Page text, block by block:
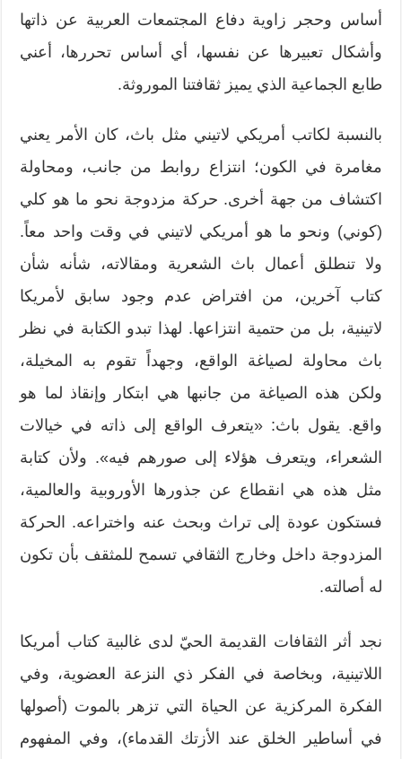
أساس وحجر زاوية دفاع المجتمعات العربية عن ذاتها
وأشكال تعبيرها عن نفسها، أي أساس تحررها، أعني
طابع الجماعية الذي يميز ثقافتنا الموروثة.
بالنسبة لكاتب أمريكي لاتيني مثل باث، كان الأمر يعني
مغامرة في الكون؛ انتزاع روابط من جانب، ومحاولة
اكتشاف من جهة أخرى. حركة مزدوجة نحو ما هو كلي
(كوني) ونحو ما هو أمريكي لاتيني في وقت واحد معاً.
ولا تنطلق أعمال باث الشعرية ومقالاته، شأنه شأن
كتاب آخرين، من افتراض عدم وجود سابق لأمريكا
لاتينية، بل من حتمية انتزاعها. لهذا تبدو الكتابة في نظر
باث محاولة لصياغة الواقع، وجهداً تقوم به المخيلة،
ولكن هذه الصياغة من جانبها هي ابتكار وإنقاذ لما هو
واقع. يقول باث: «يتعرف الواقع إلى ذاته في خيالات
الشعراء، ويتعرف هؤلاء إلى صورهم فيه». ولأن كتابة
مثل هذه هي انقطاع عن جذورها الأوروبية والعالمية،
فستكون عودة إلى تراث وبحث عنه واختراعه. الحركة
المزدوجة داخل وخارج الثقافي تسمح للمثقف بأن تكون
له أصالته.
نجد أثر الثقافات القديمة الحيّ لدى غالبية كتاب أمريكا
اللاتينية، وبخاصة في الفكر ذي النزعة العضوية، وفي
الفكرة المركزية عن الحياة التي تزهر بالموت (أصولها
في أساطير الخلق عند الأزتك القدماء)، وفي المفهوم